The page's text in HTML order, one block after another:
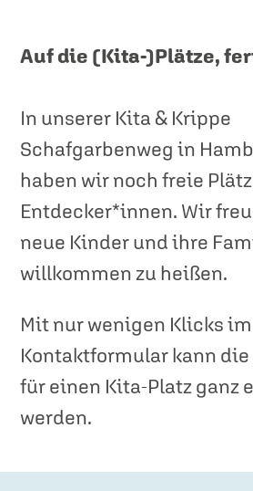
Auf die (Kita-)Plätze,
In unserer Kita & Krippe
Schafgarbenweg in
haben wir noch freie
Entdecker*innen. Wir
neue Kinder und ihre
willkommen zu heißen.
Mit nur wenigen Klicks im
Kontaktformular kann
für einen Kita-Platz ganz
werden.